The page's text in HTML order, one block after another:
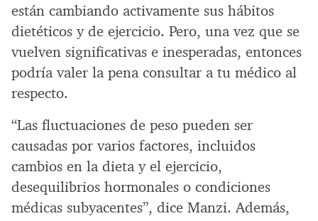
están cambiando activamente sus hábitos
dietéticos y de ejercicio. Pero, una vez que se
vuelven significativas e inesperadas, entonces
podría valer la pena consultar a tu médico al
respecto.
“Las fluctuaciones de peso pueden ser
causadas por varios factores, incluidos
cambios en la dieta y el ejercicio,
desequilibrios hormonales o condiciones
médicas subyacentes”, dice Manzi. Además,